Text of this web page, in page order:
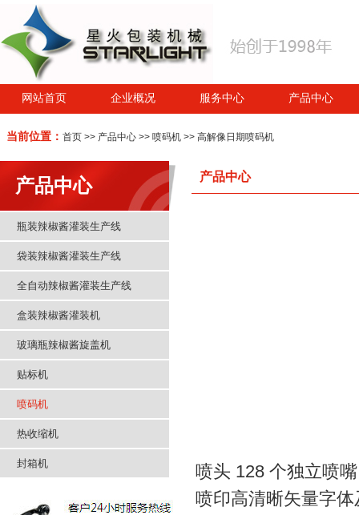
网站首页 企业概况 服务中心 产品中心
当前位置： 首页 >> 产品中心 >> 喷码机 >> 高解像日期喷码机
产品中心
瓶装辣椒酱灌装生产线
袋装辣椒酱灌装生产线
全自动辣椒酱灌装生产线
盒装辣椒酱灌装机
玻璃瓶辣椒酱旋盖机
贴标机
喷码机
热收缩机
封箱机
产品中心
喷头 128 个独立喷嘴
喷印高清晰矢量字